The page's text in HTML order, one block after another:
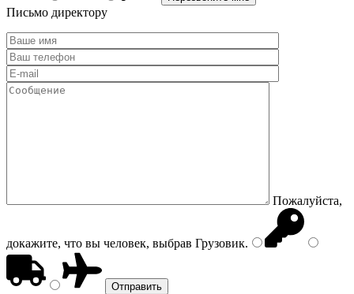
Письмо директору
Пожалуйста,
докажите, что вы человек, выбрав Грузовик.